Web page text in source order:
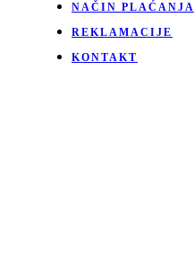
NAČIN PLAĆANJA
REKLAMACIJE
KONTAKT